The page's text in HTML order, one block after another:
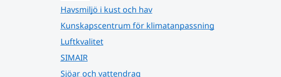
Havsmiljö i kust och hav
Kunskapscentrum för klimatanpassning
Luftkvalitet
SIMAIR
Sjöar och vattendrag